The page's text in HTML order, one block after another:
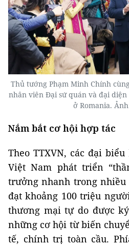
Thủ tướng Phạm Minh Chính
nhân viên Đại sứ quán và đại
ở Romania.
Nắm bắt cơ hội hợp tác
Theo TTXVN, các đại
Việt Nam phát triển
trưởng nhanh trong nhiều
đạt khoảng 100 triệu
thương mại tự do được
những cơ hội từ biến
tế, chính trị toàn cầu.